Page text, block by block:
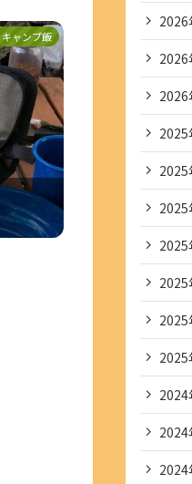
キャンプ飯
2026
2026
2026
2025
2025
2025
2025
2025
2025
2025
2024
2024
2024